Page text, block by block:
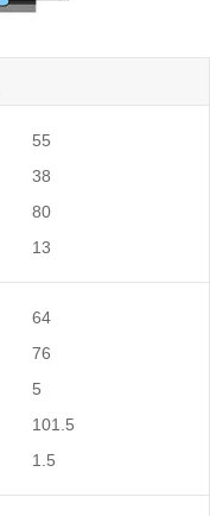
55
38
80
13
64
76
5
101.5
1.5